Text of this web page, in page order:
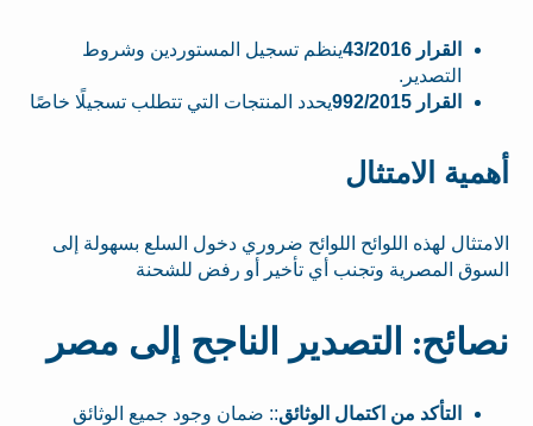
القرار 43/2016
ينظم تسجيل المستوردين وشروط
التصدير.
القرار 992/2015
يحدد المنتجات التي تتطلب تسجيلًا خاصًا
أهمية الامتثال
الامتثال لهذه اللوائح اللوائح ضروري دخول السلع بسهولة إلى
السوق المصرية وتجنب أي تأخير أو رفض للشحنة
نصائح: التصدير الناجح إلى مصر
التأكد من اكتمال الوثائق:: ضمان وجود جميع الوثائق